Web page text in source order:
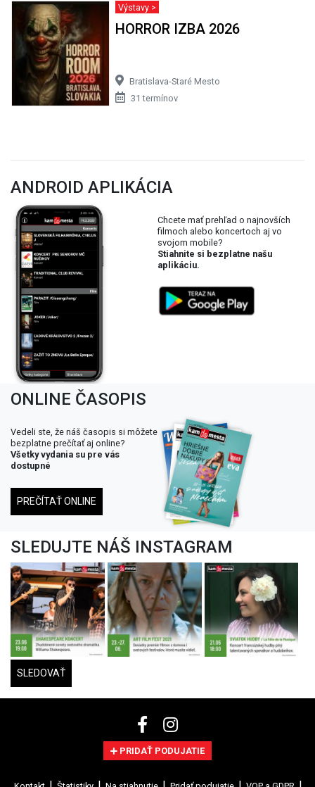
Výstavy >
HORROR IZBA 2026
Bratislava-Staré Mesto
31 termínov
ANDROID APLIKÁCIA
Chcete mať prehľad o najnovších
filmoch alebo koncertoch aj vo
svojom mobile?
Stiahnite si bezplatne našu
aplikáciu.
ONLINE ČASOPIS
Vedeli ste, že náš časopis si môžete
bezplatne prečítať aj online?
Všetky vydania su pre vás
dostupné
PREČÍTAŤ ONLINE
SLEDUJTE NÁŠ INSTAGRAM
SLEDOVAŤ
PRIDAŤ PODUJATIE